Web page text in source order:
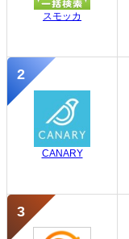
スモッカ
CANARY